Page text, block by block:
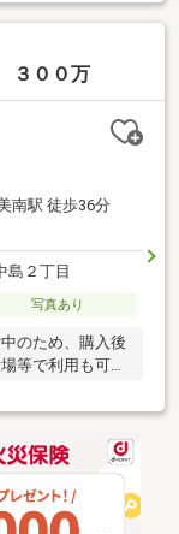
３００万
南駅 徒歩36分
島２丁目
写真あり
のため、購入後
等で利用も可能